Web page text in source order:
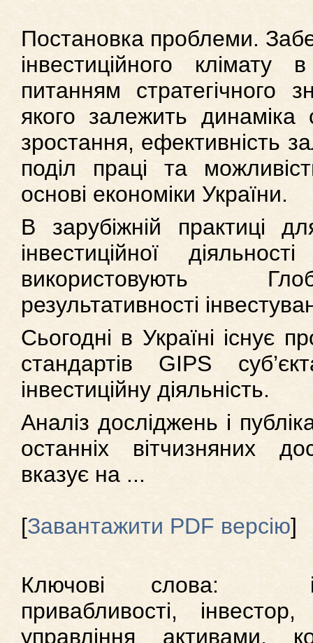
Постановка проблеми.
інвестиційного клімату
питанням стратегічного
якого залежить динаміка
зростання, ефективність
поділ праці та
основі економіки України.
В зарубіжній практиці
інвестиційної
використовують
результативності
Сьогодні в Україні існує
стандартів GIPS
інвестиційну діяльність.
Аналіз досліджень і
останніх вітчизняних
вказує на ...
[Завантажити PDF версію]
Ключові слова:
привабливості,
управління активами,